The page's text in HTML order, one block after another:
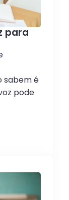
para
sabem é
pode